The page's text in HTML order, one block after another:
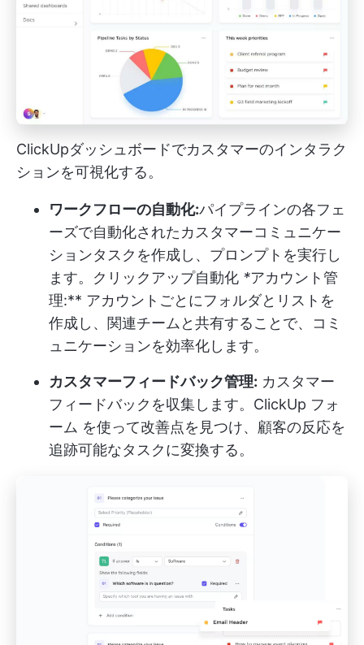
ClickUpダッシュボードでカスタマーのインタラク
ションを可視化する。
ワークフローの自動化:パイプラインの各フェ
ーズで自動化されたカスタマーコミュニケー
ションタスクを作成し、プロンプトを実行し
ます。 クリックアップ自動化 *アカウント管
理:** アカウントごとにフォルダとリストを
作成し、関連チームと共有することで、コミ
ュニケーションを効率化します。
カスタマーフィードバック管理: カスタマー
フィードバックを収集します。 ClickUp フォ
ーム を使って改善点を見つけ、顧客の反応を
追跡可能なタスクに変換する。